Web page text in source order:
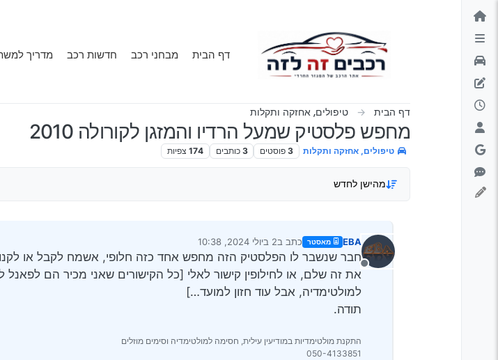
דילוג לתוכן
דף הבית מבחני רכב חדשות רכב מדריך
דף הבית טיפולים, אחזקה ותקלות
מחפש פלסטיק שמעל הרדיו והמזגן לקורולה 2010
טיפולים, אחזקה ותקלות 3 פוסטים 3 כותבים 174 צפיות
מהישן לחדש
מנותק
EBA מאסטר כתב ב2 ביולי 2024, 10:38
נערך לאחרונה על ידי
חבר שנשבר לו הפלסטיק הזה מחפש אחד כזה חלופי, אשמח לקבל או
את זה שלם, או לחילופין קישור לאלי [כל הקישורים שאני מכיר הם
למולטימדיה, אבל עוד חזון למועד…]
תודה.
התקנת מולטימדיות במודיעין עילית, חסימה למולטימדיה וסימים מוזלים
050-4133851